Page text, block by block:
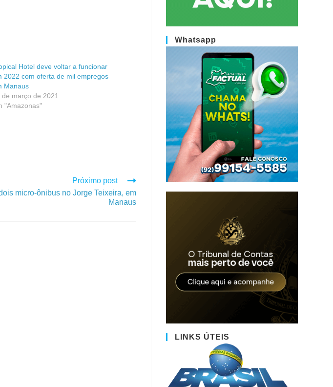
Hotel deve voltar a funcionar
2022 com oferta de mil empregos
Manaus
de março de 2021
"Amazonas"
Próximo post
micro-ônibus no Jorge Teixeira, em
Manaus
Whatsapp
LINKS ÚTEIS